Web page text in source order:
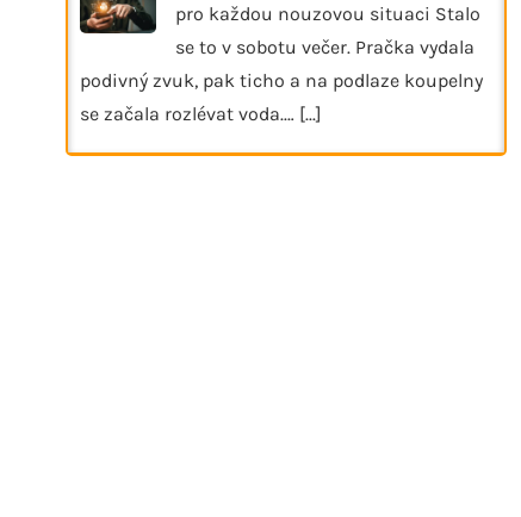
pro každou nouzovou situaci Stalo
se to v sobotu večer. Pračka vydala
podivný zvuk, pak ticho a na podlaze koupelny
se začala rozlévat voda.… [...]